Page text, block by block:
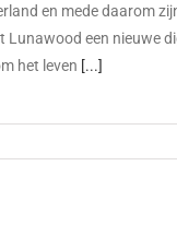
en mede daarom
Lunawood een nieuwe
het leven [...]